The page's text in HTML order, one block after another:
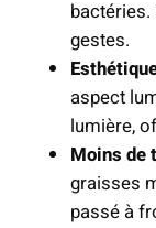
gestes.
aspect
lumière,
Moins de
graisses
passé à